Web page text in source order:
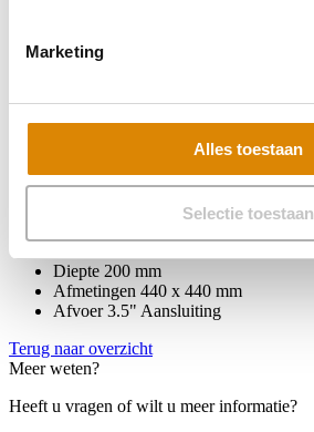
Marketing
Alles toestaan
Selectie toestaan
Technische kenmerken
Diepte 200 mm
Afmetingen 440 x 440 mm
Afvoer3.5" Aansluiting
Terug naar overzicht
Meer weten?
Heeft u vragen of wilt u meer informatie?